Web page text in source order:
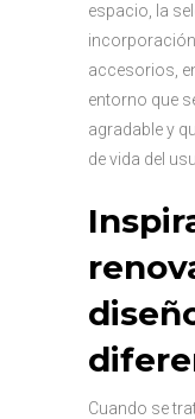
espacio, la
accesorios,
entorno que
agradable y
de vida del
Cuando se